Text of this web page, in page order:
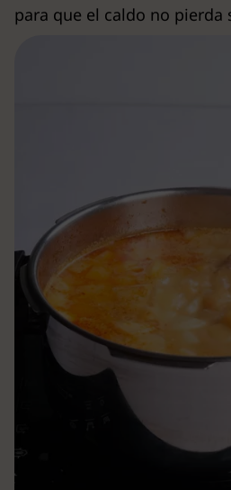
para que el caldo no pierda